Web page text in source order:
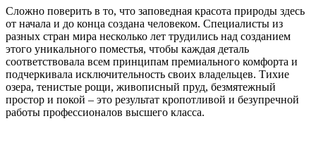
Сложно поверить в то, что заповедная красота природы здесь
от начала и до конца создана человеком. Специалисты из
разных стран мира несколько лет трудились над созданием
этого уникального поместья, чтобы каждая деталь
соответствовала всем принципам премиального комфорта и
подчеркивала исключительность своих владельцев. Тихие
озера, тенистые рощи, живописный пруд, безмятежный
простор и покой – это результат кропотливой и безупречной
работы профессионалов высшего класса.